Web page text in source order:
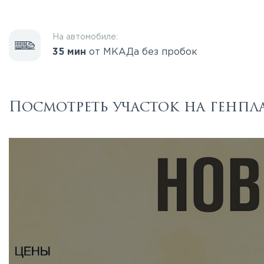
На автомобиле:
35 мин от МКАДа без пробок
Посмотреть участок на